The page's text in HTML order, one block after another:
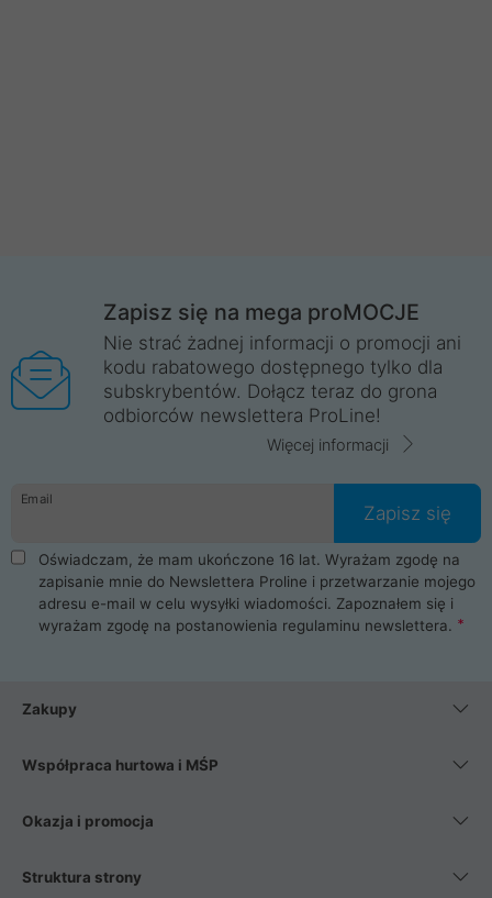
Zapisz się na mega proMOCJE
Nie strać żadnej informacji o promocji ani
kodu rabatowego dostępnego tylko dla
subskrybentów. Dołącz teraz do grona
odbiorców newslettera ProLine!
Więcej informacji
Email
Zapisz się
Oświadczam, że mam ukończone 16 lat. Wyrażam zgodę na
zapisanie mnie do Newslettera Proline i przetwarzanie mojego
adresu e-mail w celu wysyłki wiadomości. Zapoznałem się i
wyrażam zgodę na postanowienia regulaminu newslettera.
Zakupy
Współpraca hurtowa i MŚP
Okazja i promocja
Struktura strony